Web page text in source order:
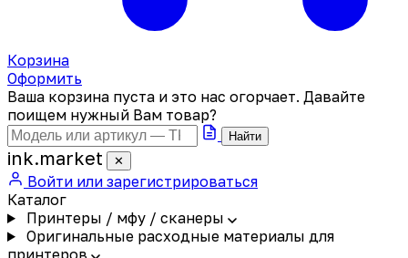
Корзина
Оформить
Ваша корзина пуста и это нас огорчает. Давайте
поищем нужный Вам товар?
Найти
ink.market ✕
Войти или зарегистрироваться
Каталог
Принтеры / мфу / сканеры
Оригинальные расходные материалы для
принтеров